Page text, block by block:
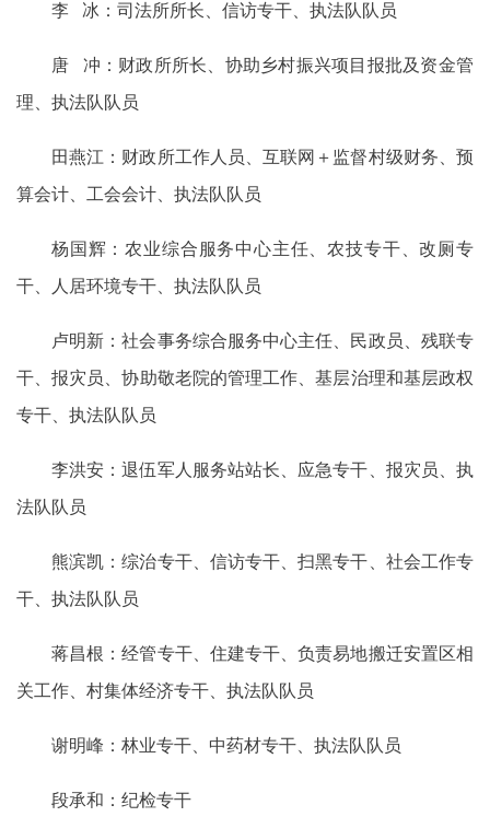
李 冰：司法所所长、信访专干、执法队队员
唐 冲：财政所所长、协助乡村振兴项目报批及资金管
理、执法队队员
田燕江：财政所工作人员、互联网＋监督村级财务、预
算会计、工会会计、执法队队员
杨国辉：农业综合服务中心主任、农技专干、改厕专
干、人居环境专干、执法队队员
卢明新：社会事务综合服务中心主任、民政员、残联专
干、报灾员、协助敬老院的管理工作、基层治理和基层政权
专干、执法队队员
李洪安：退伍军人服务站站长、应急专干、报灾员、执
法队队员
熊滨凯：综治专干、信访专干、扫黑专干、社会工作专
干、执法队队员
蒋昌根：经管专干、住建专干、负责易地搬迁安置区相
关工作、村集体经济专干、执法队队员
谢明峰：林业专干、中药材专干、执法队队员
段承和：纪检专干